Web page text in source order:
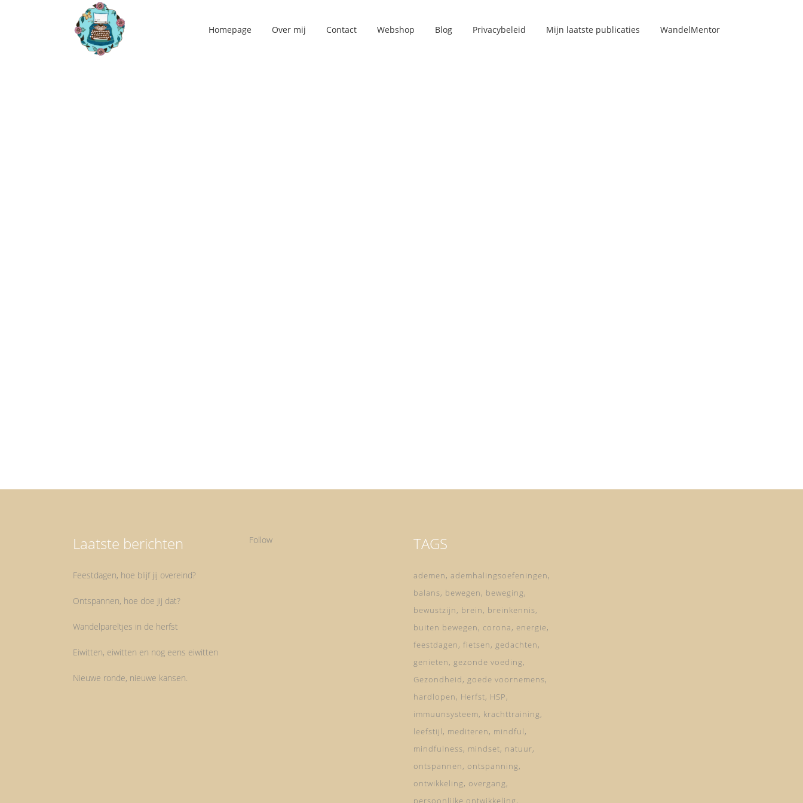
Homepage Over mij Contact Webshop Blog Privacybeleid Mijn laatste publicaties WandelMentor
Laatste berichten
Feestdagen, hoe blijf jij overeind?
Ontspannen, hoe doe jij dat?
Wandelpareltjes in de herfst
Eiwitten, eiwitten en nog eens eiwitten
Nieuwe ronde, nieuwe kansen.
Follow TAGS
ademen ademhalingsoefeningen
balans bewegen
beweging
bewustzijn
brein
breinkennis
buiten bewegen
corona
energie
feestdagen fietsen
gedachten
genieten
gezonde voeding
Gezondheid
goede voornemens
hardlopen
Herfst HSP
immuunsysteem krachttraining
leefstijl
mediteren
mindful
mindfulness mindset natuur
ontspannen
ontspanning
ontwikkeling
overgang
persoonlijke ontwikkeling